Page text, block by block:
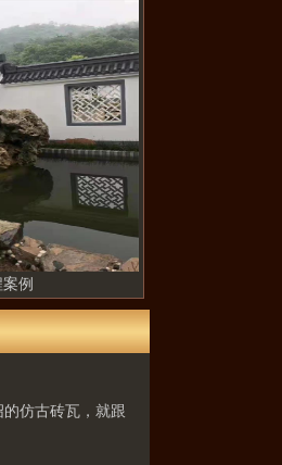
例
仿古砖瓦，就跟